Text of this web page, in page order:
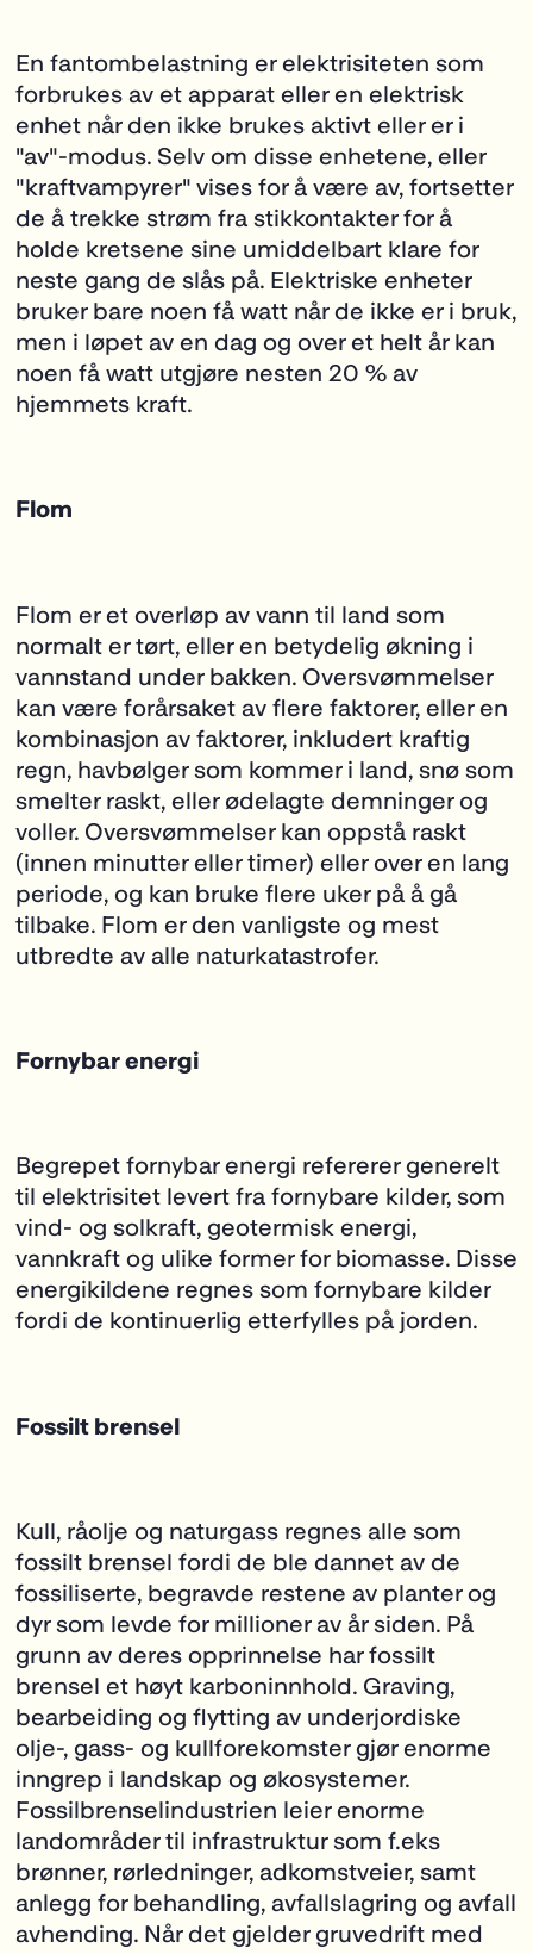
En fantombelastning er elektrisiteten som
forbrukes av et apparat eller en elektrisk
enhet når den ikke brukes aktivt eller er i
"av"-modus. Selv om disse enhetene, eller
"kraftvampyrer" vises for å være av, fortsetter
de å trekke strøm fra stikkontakter for å
holde kretsene sine umiddelbart klare for
neste gang de slås på. Elektriske enheter
bruker bare noen få watt når de ikke er i bruk,
men i løpet av en dag og over et helt år kan
noen få watt utgjøre nesten 20 % av
hjemmets kraft.
Flom
Flom er et overløp av vann til land som
normalt er tørt, eller en betydelig økning i
vannstand under bakken. Oversvømmelser
kan være forårsaket av flere faktorer, eller en
kombinasjon av faktorer, inkludert kraftig
regn, havbølger som kommer i land, snø som
smelter raskt, eller ødelagte demninger og
voller. Oversvømmelser kan oppstå raskt
(innen minutter eller timer) eller over en lang
periode, og kan bruke flere uker på å gå
tilbake. Flom er den vanligste og mest
utbredte av alle naturkatastrofer.
Fornybar energi
Begrepet fornybar energi refererer generelt
til elektrisitet levert fra fornybare kilder, som
vind- og solkraft, geotermisk energi,
vannkraft og ulike former for biomasse. Disse
energikildene regnes som fornybare kilder
fordi de kontinuerlig etterfylles på jorden.
Fossilt brensel
Kull, råolje og naturgass regnes alle som
fossilt brensel fordi de ble dannet av de
fossiliserte, begravde restene av planter og
dyr som levde for millioner av år siden. På
grunn av deres opprinnelse har fossilt
brensel et høyt karboninnhold. Graving,
bearbeiding og flytting av underjordiske
olje-, gass- og kullforekomster gjør enorme
inngrep i landskap og økosystemer.
Fossilbrenselindustrien leier enorme
landområder til infrastruktur som f.eks
brønner, rørledninger, adkomstveier, samt
anlegg for behandling, avfallslagring og avfall
avhending. Når det gjelder gruvedrift med